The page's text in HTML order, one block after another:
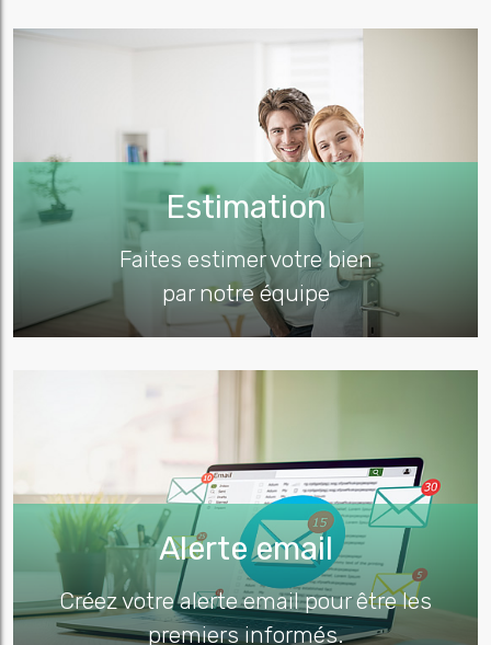
Estimation
Faites estimer votre bien
par notre équipe
Alerte email
Créez votre alerte email pour être les
premiers informés.